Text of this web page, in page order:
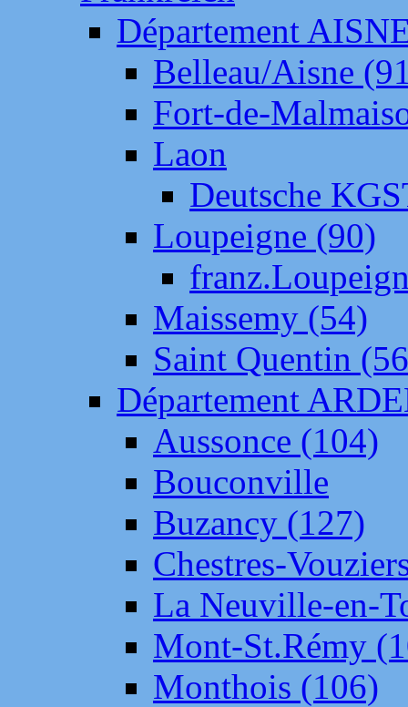
Département
Belleau/Aisne
Fort-de-
Laon
Deutsche
Loupeigne (90)
Maissemy (54)
Saint Quentin
Département
Aussonce (104)
Bouconville
Buzancy (127)
Chestres-
La Neuville-en-
Mont-St.Rémy
Monthois (106)